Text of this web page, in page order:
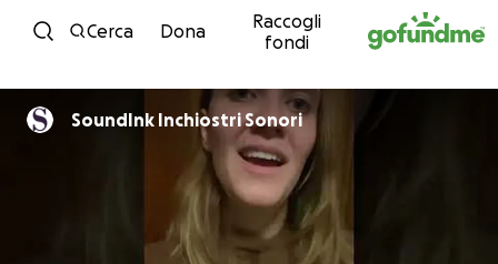
Vai al contenuto
Cerca Dona
Raccogli
fondi
SoundInk Inchiostri Sonori